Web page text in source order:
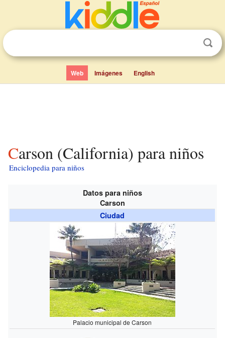
Web Imágenes English
Carson (California) para niños
Enciclopedia para niños
Datos para niños
Carson
Ciudad
Palacio municipal de Carson